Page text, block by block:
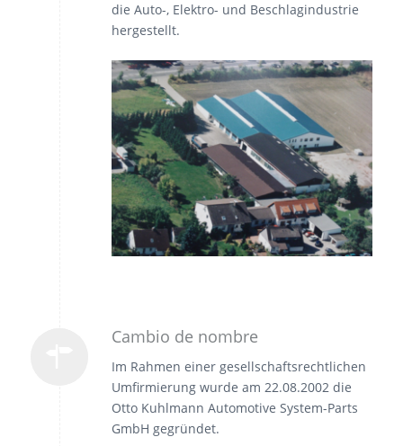
die Auto-, Elektro- und Beschlagindustrie
hergestellt.
Cambio de nombre
Im Rahmen einer gesellschaftsrechtlichen
Umfirmierung wurde am 22.08.2002 die
Otto Kuhlmann Automotive System-Parts
GmbH gegründet.